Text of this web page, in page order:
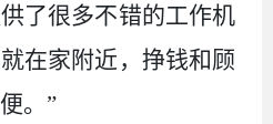
了很多不错的工作机
在家附近，挣钱和顾
。”